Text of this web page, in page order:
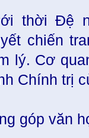
thời Đệ
chiến
lý. Cơ
Chính trị
góp văn